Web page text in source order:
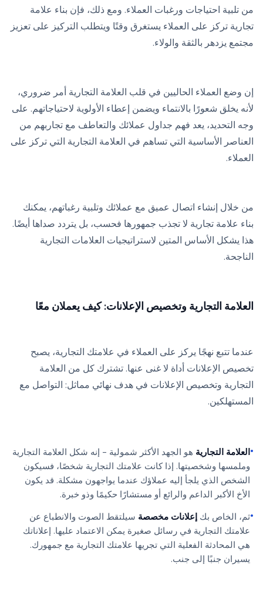
من تلبية احتياجات ورغبات العملاء. ومع ذلك، فإن بناء علامة
تجارية تركز على العملاء يستغرق وقتًا ويتطلب التركيز على تعزيز
مجتمع يزدهر بالثقة والولاء.
إن وضع العملاء الحاليين في قلب العلامة التجارية أمر ضروري،
لأنه يخلق شعورًا بالانتماء ويضمن إعطاء الأولوية لاحتياجاتهم. على
وجه التحديد، يعد فهم جداول عملائك والتعاطف مع تجاربهم من
العناصر الأساسية التي تساهم في العلامة التجارية التي تركز على
العملاء.
من خلال إنشاء اتصال عميق مع عملائك وتلبية رغباتهم، يمكنك
بناء علامة تجارية لا تجذب جمهورها فحسب، بل يتردد صداها أيضًا.
هذا يشكل الأساس المتين لاستراتيجيات العلامات التجارية
الناجحة.
العلامة التجارية وتخصيص الإعلانات: كيف يعملان معًا
عندما تتبع نهجًا يركز على العملاء في علامتك التجارية، يصبح
تخصيص الإعلانات أداة لا غنى عنها. تشترك كل من العلامة
التجارية وتخصيص الإعلانات في هدف نهائي مماثل: التواصل مع
المستهلكين.
•العلامة التجارية هو الجهد الأكثر شمولية - إنه شكل العلامة التجارية
وملمسها وشخصيتها. إذا كانت علامتك التجارية شخصًا، فسيكون
الشخص الذي يلجأ إليه عملاؤك عندما يواجهون مشكلة. قد يكون
الأخ الأكبر الداعم والرائع أو مستشارًا حكيمًا وذو خبرة.
•ثم، الخاص بك إعلانات مخصصة سيلتقط الصوت والانطباع عن
علامتك التجارية في رسائل صغيرة يمكن الاعتماد عليها. إعلاناتك
هي المحادثة الفعلية التي تجريها علامتك التجارية مع جمهورك.
يسيران جنبًا إلى جنب.